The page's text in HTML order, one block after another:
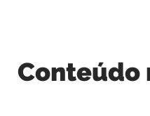
Conteúdo